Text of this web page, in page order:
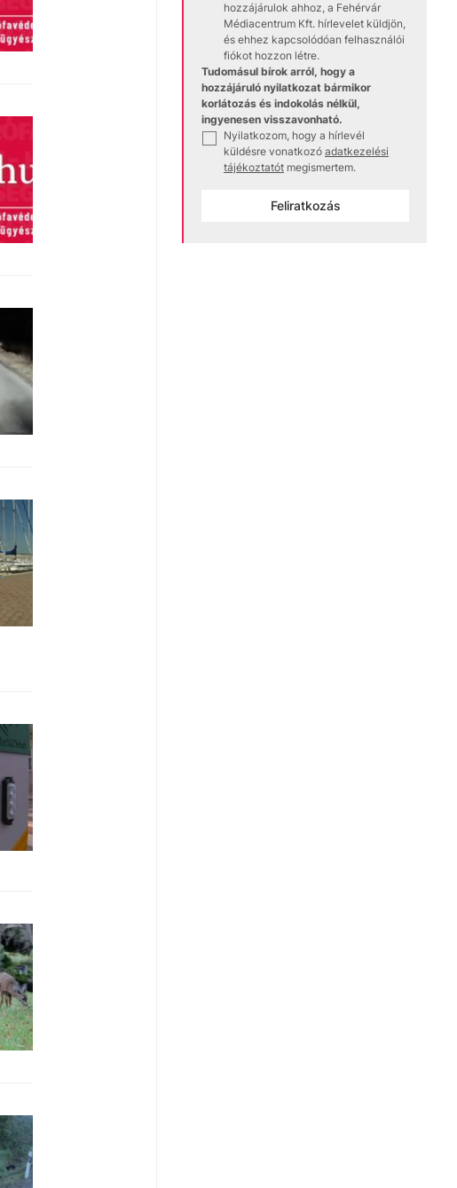
hozzájárulok ahhoz, a Fehérvár
Médiacentrum Kft. hírlevelet küldjön,
és ehhez kapcsolódóan felhasználói
fiókot hozzon létre.
Tudomásul bírok arról, hogy a
hozzájáruló nyilatkozat bármikor
korlátozás és indokolás nélkül,
ingyenesen visszavonható.
Nyilatkozom, hogy a hírlevél
küldésre vonatkozó adatkezelési
tájékoztatót megismertem.
Feliratkozás